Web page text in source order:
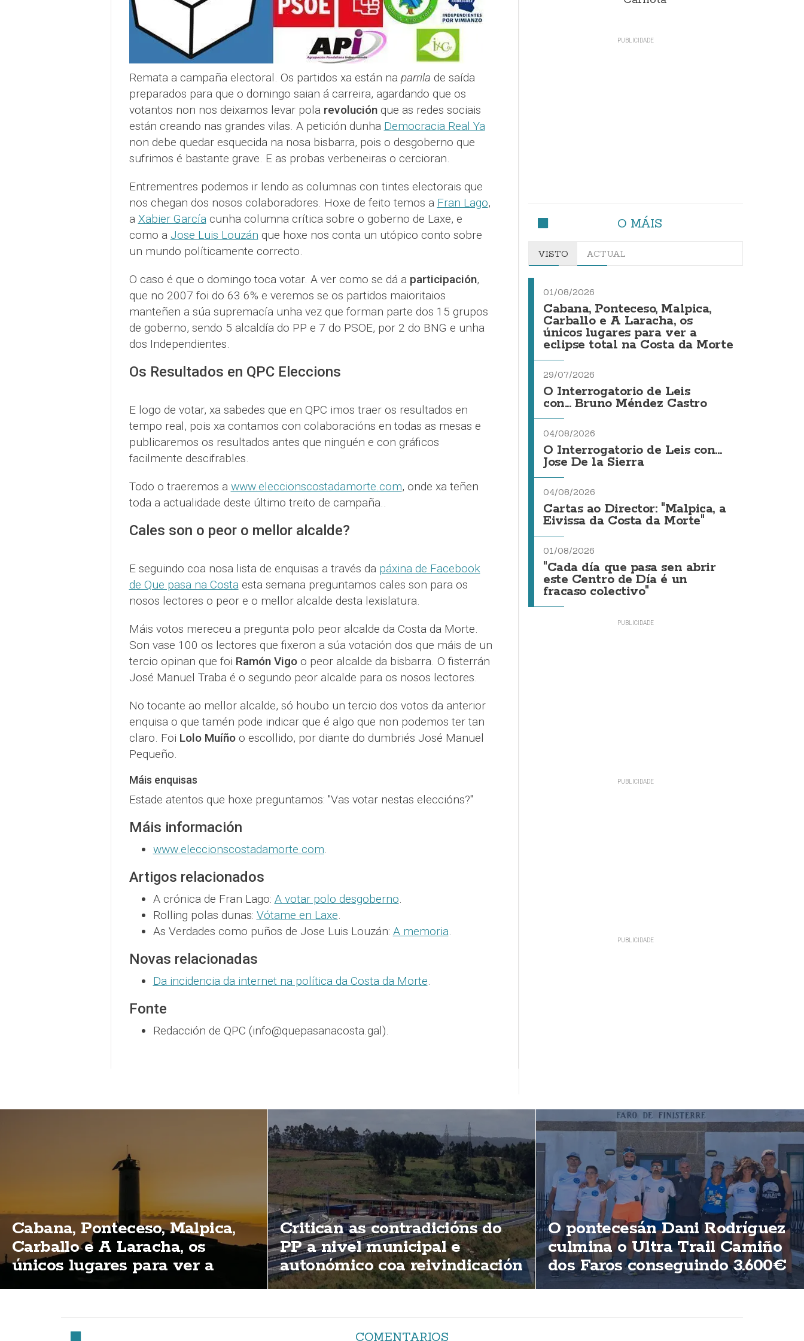
Remata a campaña electoral. Os partidos xa están na parrila de saída
preparados para que o domingo saian á carreira, agardando que os
votantos non nos deixamos levar pola revoluciónque as redes sociais
están creando nas grandes vilas. A petición dunha Democracia Real Ya
non debe quedar esquecida na nosa bisbarra, pois o desgoberno que
sufrimos é bastante grave. E as probas verbeneiras o cercioran.
Entrementres podemos ir lendo as columnas con tintes electorais que
nos chegan dos nosos colaboradores. Hoxe de feito temos a Fran Lago,
a Xabier García cunha columna crítica sobre o goberno de Laxe, e
como a Jose Luis Louzán que hoxe nos conta un utópico conto sobre
un mundo políticamente correcto.
O caso é que o domingo toca votar. A ver como se dá a participación,
que no 2007 foi do 63.6% e veremos se os partidos maioritaios
manteñen a súa supremacía unha vez que forman parte dos 15 grupos
de goberno, sendo 5 alcaldía do PP e 7 do PSOE, por 2 do BNG e unha
dos Independientes.
Os Resultados en QPC Eleccions
E logo de votar, xa sabedes que en QPC imos traer os resultados en
tempo real, pois xa contamos con colaboracións en todas as mesas e
publicaremos os resultados antes que ninguén e con gráficos
facilmente descifrables.
Todo o traeremos a www.eleccionscostadamorte.com, onde xa teñen
toda a actualidade deste último treito de campaña..
Cales son o peor o mellor alcalde?
E seguindo coa nosa lista de enquisas a través da páxina de Facebook
de Que pasa na Costaesta semana preguntamos cales son para os
nosos lectores o peor e o mellor alcalde desta lexislatura.
Máis votos mereceu a pregunta polo peor alcalde da Costa da Morte.
Son vase 100 os lectores que fixeron a súa votación dos que máis de un
tercio opinan que foi Ramón Vigoo peor alcalde da bisbarra. O fisterrán
José Manuel Traba é o segundo peor alcalde para os nosos lectores.
No tocante ao mellor alcalde, só houbo un tercio dos votos da anterior
enquisa o que tamén pode indicar que é algo que non podemos ter tan
claro. Foi Lolo Muíñoo escollido, por diante do dumbriés José Manuel
Pequeño.
Máis enquisas
Estade atentos que hoxe preguntamos: "Vas votar nestas eleccións?"
Máis información
www.eleccionscostadamorte.com.
Artigos relacionados
A crónica de Fran Lago: A votar polo desgoberno.
Rolling polas dunas: Vótame en Laxe.
As Verdades como puños de Jose Luis Louzán: A memoria.
Novas relacionadas
Da incidencia da internet na política da Costa da Morte.
Fonte
Redacción de QPC (info@quepasanacosta.gal).
O MÁIS
VISTO ACTUAL
01/08/2026
Cabana, Ponteceso, Malpica,
Carballo e A Laracha, os
únicos lugares para ver a
eclipse total na Costa da Morte
29/07/2026
O Interrogatorio de Leis
con... Bruno Méndez Castro
04/08/2026
O Interrogatorio de Leis con...
Jose De la Sierra
04/08/2026
Cartas ao Director: "Malpica, a
Eivissa da Costa da Morte"
01/08/2026
"Cada día que pasa sen abrir
este Centro de Día é un
fracaso colectivo"
Cabana, Ponteceso, Malpica,
Carballo e A Laracha, os
únicos lugares para ver a
eclipse total na Costa da
Critican as contradicións do
PP a nivel municipal e
autonómico coa reivindicación
de elimininación das peaxes
O pontecesán Dani Rodríguez
culmina o Ultra Trail Camiño
dos Faros conseguindo 3.600€
para ASFEGA
COMENTARIOS